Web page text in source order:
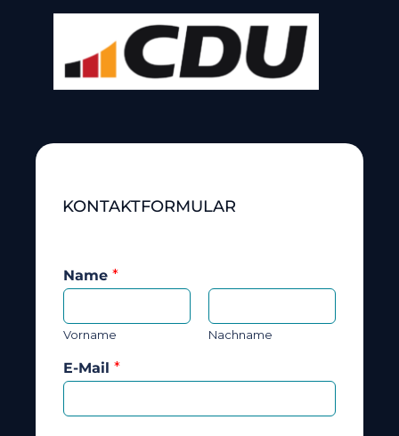
KONTAKTFORMULAR
Name *
Vorname Nachname
E-Mail *